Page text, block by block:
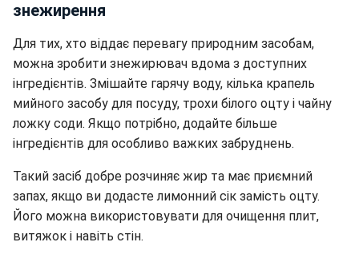
знежирення
Для тих, хто віддає перевагу природним засобам,
можна зробити знежирювач вдома з доступних
інгредієнтів. Змішайте гарячу воду, кілька крапель
мийного засобу для посуду, трохи білого оцту і чайну
ложку соди. Якщо потрібно, додайте більше
інгредієнтів для особливо важких забруднень.
Такий засіб добре розчиняє жир та має приємний
запах, якщо ви додасте лимонний сік замість оцту.
Його можна використовувати для очищення плит,
витяжок і навіть стін.